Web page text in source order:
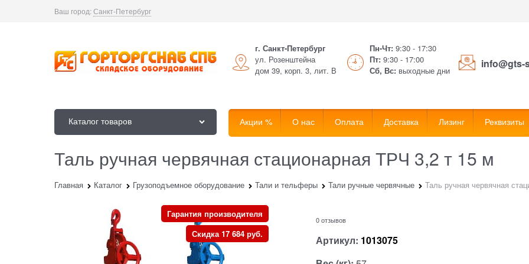
Ваш город:Санкт-Петербург
г. Санкт-Петербург
ул. Розенштейна
дом 39, корп. 3, лит. В
Пн-Чт: 9:30 - 17:30
Пт: 9:30 - 17:00
Сб, Вс: выходные дни
info@gts-
Каталог товаров Акции % О нас Оплата Доставка Лизинг Реквизиты
Таль ручная червячная стационарная ТРЧ 3,2 т 15 м
Главная Каталог Грузоподъемное оборудование Тали и тельферы Тали ручные червячные Таль ручная червячная
Гарантия производителя
Скидка 17 684 руб.
0 отзывов
Артикул: 1013075